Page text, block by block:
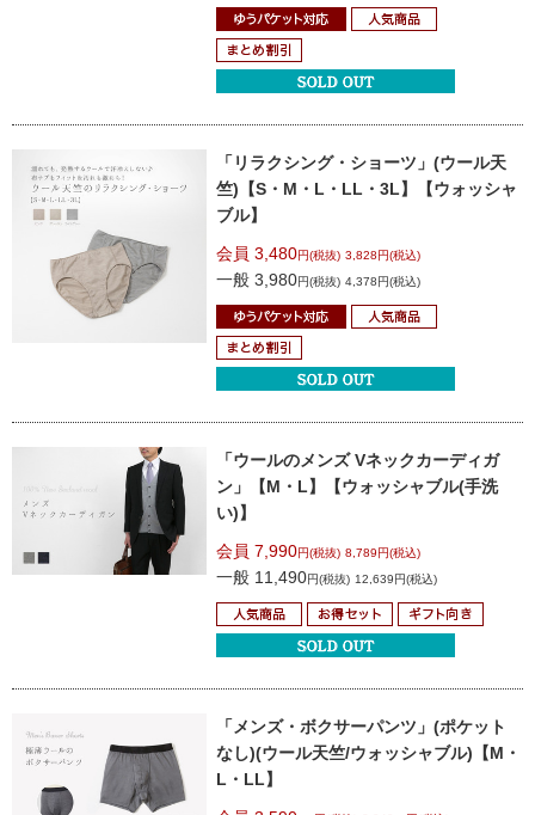
「リラクシング・ショーツ」(ウール天
竺) 【S・M・L・LL・3L】
【ウォッシャ
ブル】
会員 3,480円(税抜) 3,828円(税込)
一般 3,980円(税抜) 4,378円(税込)
「ウールのメンズ Vネックカーディガ
ン」
【M・L】【ウォッシャブル(手洗
い)】
会員 7,990円(税抜) 8,789円(税込)
一般 11,490円(税抜) 12,639円(税込)
「メンズ・ボクサーパンツ」(ポケット
なし)(ウール天竺/ウォッシャブル)【M・
L・LL】